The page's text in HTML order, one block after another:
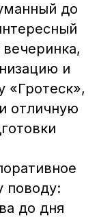
до
и
«Гротеск»,
отличную
поводу:
до дня